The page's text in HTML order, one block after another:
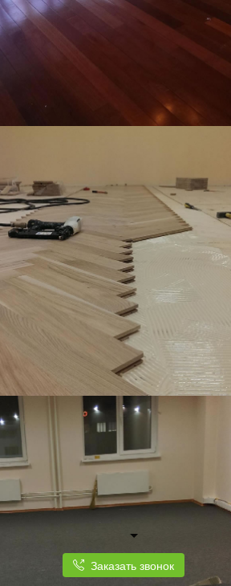
Заказать звонок